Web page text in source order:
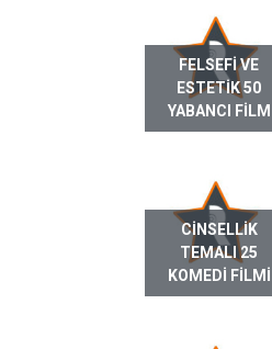
FELSEFI VE
ESTETIK 50
YABANCI FILM
CINSELLIK
TEMALI 25
KOMEDI FILMI